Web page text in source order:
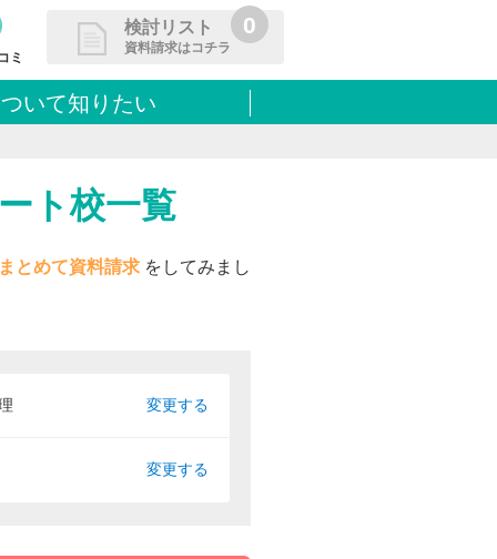
ミ
検討リスト
資料請求はコチラ
0
リストに追加しました
きます
いて知りたい
ト校一覧
とめて資料請求 をしてみまし
変更する
変更する